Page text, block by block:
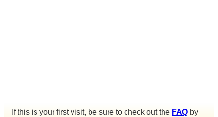
If this is your first visit, be sure to check out the FAQ by